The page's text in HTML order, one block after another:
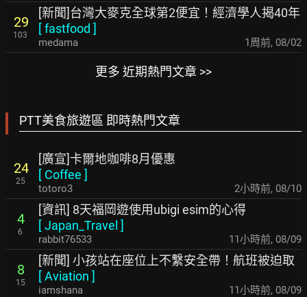
29
103
[新聞]台灣大麥克全球第2便宜！經濟學人揭40年
[fastfood ]
medama 1周前, 08/02
更多 近期熱門文章 >>
PTT美食旅遊區 即時熱門文章
24
25
[廣宣]卡爾地咖啡8月優惠
[ Coffee ]
totoro3 2小時前, 08/10
4
6
[資訊] 8天福岡遊使用ubigi esim的心得
[Japan_Travel ]
rabbit76533 11小時前, 08/09
8
15
[新聞] 小孩站在座位上不繫安全帶！航班被迫取
[Aviation ]
iamshana 11小時前, 08/09